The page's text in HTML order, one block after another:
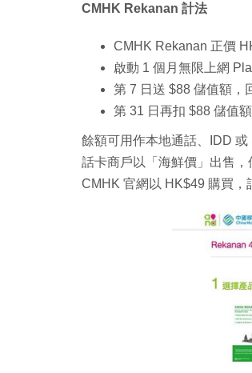
CMHK Rekanan 計法
CMHK Rekanan 正價
啟動 1 個月無限上網
第 7 日送 $88 儲值額，
第 31 日再扣 $88 儲值
餘額可用作本地通話、IDD
話卡商戶以「海鮮價」出售
CMHK 官網以 HK$49 購買，